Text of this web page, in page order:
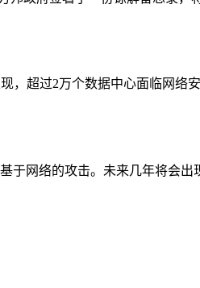
，超过2万个数据中心面临网络
于网络的攻击。未来几年将会出